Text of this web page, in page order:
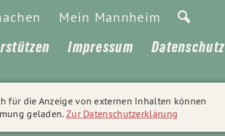
Mein Mannheim
Impressum Datenschutz
- Alle Rechte vorbehalten.
für die Anzeige von externen Inhalten können
geladen. Zur Datenschutzerklärung